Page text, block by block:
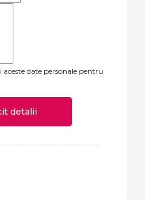
aceste date personale pentru
detalii